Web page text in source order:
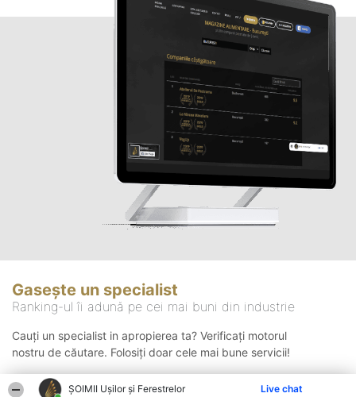
ȘOIMII Ușilor și Ferestrelor Live chat
Gasește un specialist
Ranking-ul îi adună pe cei mai buni din industrie
Cauți un specialist in apropierea ta? Verificați motorul
nostru de căutare. Folosiți doar cele mai bune servicii!